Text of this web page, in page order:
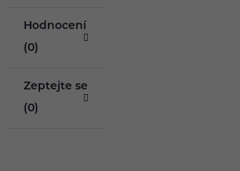
Hodnocení
(0)
Zeptejte se
(0)